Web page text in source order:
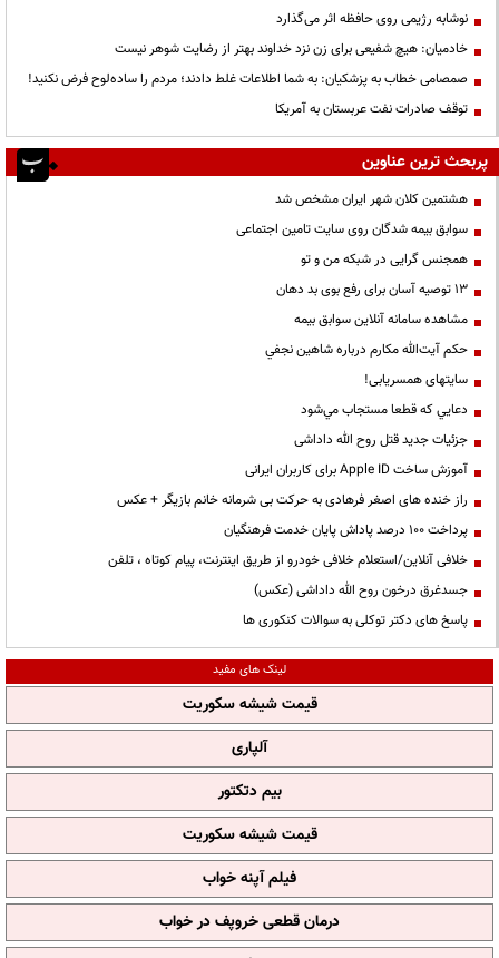
نوشابه رژیمی روی حافظه اثر می‌گذارد
خادمیان: هیچ شفیعی برای زن نزد خداوند بهتر از رضایت شوهر نیست
صمصامی خطاب به پزشکیان: به شما اطلاعات غلط دادند؛ مردم را ساده‌لوح فرض نکنید!
توقف صادرات نفت عربستان به آمریکا
پربحث ترین عناوین
هشتمین کلان شهر ایران مشخص شد
سوابق بیمه شدگان روی سایت تامین اجتماعی
همجنس گرایی در شبکه من و تو
13 توصیه آسان برای رفع بوی بد دهان
مشاهده سامانه آنلاين سوابق بیمه
حكم آيت‌الله مكارم درباره شاهين نجفي
سایتهای همسریابی!
دعايي كه قطعا مستجاب مي‌شود
جزئیات جدید قتل روح الله داداشی
آموزش ساخت Apple ID برای کاربران ایرانی
راز خنده های اصغر فرهادی به حرکت بی شرمانه خانم بازیگر + عکس
پرداخت ۱۰۰ درصد پاداش پایان خدمت فرهنگیان
خلافی آنلاین/استعلام خلافی خودرو از طریق اینترنت، پیام کوتاه ، تلفن
جسدغرق درخون روح الله داداشی (عکس)
پاسخ های دکتر توکلی به سوالات کنکوری ها
لینک های مفید
قیمت شیشه سکوریت
آلپاری
بیم دتکتور
قیمت شیشه سکوریت
فیلم آپنه خواب
درمان قطعی خروپف در خواب